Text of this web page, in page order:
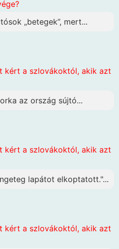
„betegek”, mert...
kért a szlovákoktól, akik azt
az ország sújtó...
kért a szlovákoktól, akik azt
lapátot elkoptatott."...
kért a szlovákoktól, akik azt